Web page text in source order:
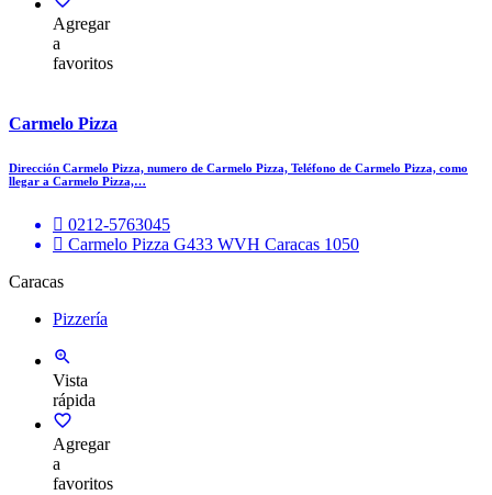
Agregar
a
favoritos
Carmelo Pizza
Dirección Carmelo Pizza, numero de Carmelo Pizza, Teléfono de Carmelo Pizza, como
llegar a Carmelo Pizza,…
0212-5763045
Carmelo Pizza G433 WVH Caracas 1050
Caracas
Pizzería
Vista
rápida
Agregar
a
favoritos